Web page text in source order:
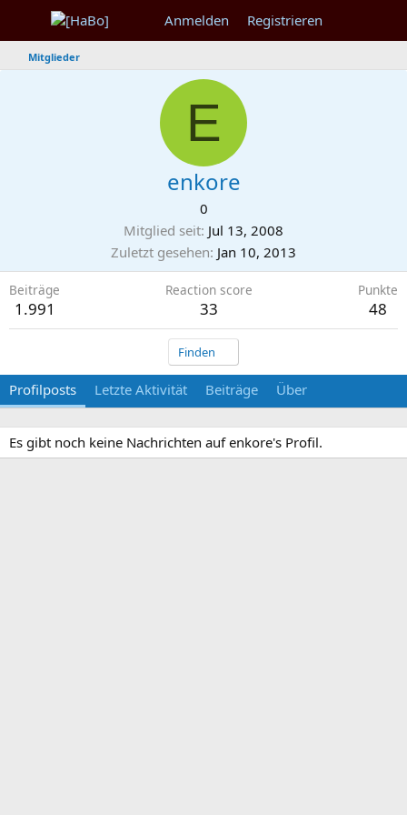
Anmelden Registrieren
Mitglieder
E
enkore
0
Mitglied seit Jul 13, 2008
Zuletzt gesehen Jan 10, 2013
Beiträge
1.991
Reaction score
33
Punkte
48
Finden
Profilposts Letzte Aktivität Beiträge Über
Es gibt noch keine Nachrichten auf enkore's Profil.